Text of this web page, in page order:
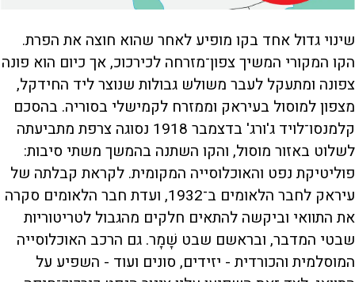
שינוי גדול אחד בקו מופיע לאחר שהוא חוצה את הפרת.
הקו המקורי המשיך צפון־מזרחה לכירכוכ, אך כיום הוא פונה
צפונה ומתעקל לעבר משולש גבולות שנוצר ליד החידקל,
מצפון למוסול בעיראק וממזרח לקמישלי בסוריה. בהסכם
קלמנסו־לויד ג'ורג' בדצמבר 1918 נסוגה צרפת מתביעתה
לשלוט באזור מוסול, והקו השתנה בהמשך משתי סיבות:
פוליטיקת נפט והאוכלוסייה המקומית. לקראת קבלתה של
עיראק לחבר הלאומים ב־1932, ועדת חבר הלאומים סקרה
את התוואי וביקשה להתאים חלקים מהגבול לטריטוריות
שבטי המדבר, ובראשם שבט שָׁמָר. גם הרכב האוכלוסייה
המוסלמית והכורדית - יזידים, סונים ועוד - השפיע על